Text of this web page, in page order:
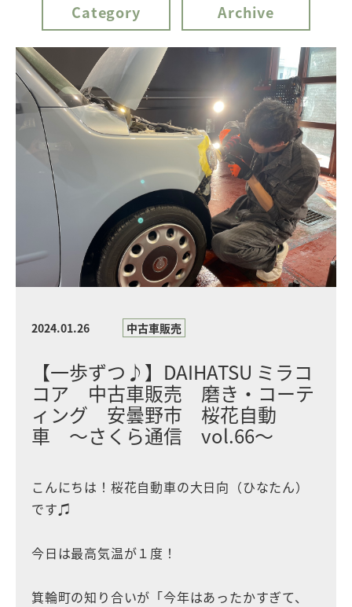
Category Archive
2024.01.26 中古車販売
【一歩ずつ♪】DAIHATSU ミラコ
コア 中古車販売 磨き・コーテ
ィング 安曇野市 桜花自動
車 〜さくら通信 vol.66〜
こんにちは！桜花自動車の大日向（ひなたん）
です♫
今日は最高気温が１度！
箕輪町の知り合いが「今年はあったかすぎて、